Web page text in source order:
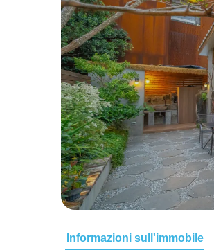
Informazioni sull'immobile